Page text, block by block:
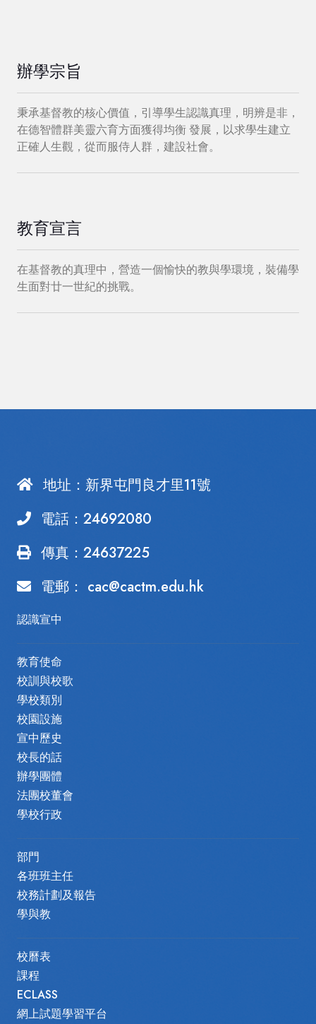
辦學宗旨
秉承基督教的核心價值，引導學生認識真理，明辨是非，
在德智體群美靈六育方面獲得均衡 發展，以求學生建立
正確人生觀，從而服侍人群，建設社會。
教育宣言
在基督教的真理中，營造一個愉快的教與學環境，裝備學
生面對廿一世紀的挑戰。
地址： 新界屯門良才里11號
電話： 24692080
傳真：24637225
電郵： cac@cactm.edu.hk
認識宣中
教育使命
校訓與校歌
學校類別
校園設施
宣中歷史
校長的話
辦學團體
法團校董會
學校行政
部門
各班班主任
校務計劃及報告
學與教
校曆表
課程
ECLASS
網上試題學習平台